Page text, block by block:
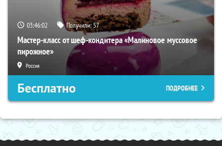
03:46:01 Получили:57
Мастер-класс от шеф-кондитера «Малиновое муссовое
пирожное»
Россия
Бесплатно ПОДРОБНЕЕ